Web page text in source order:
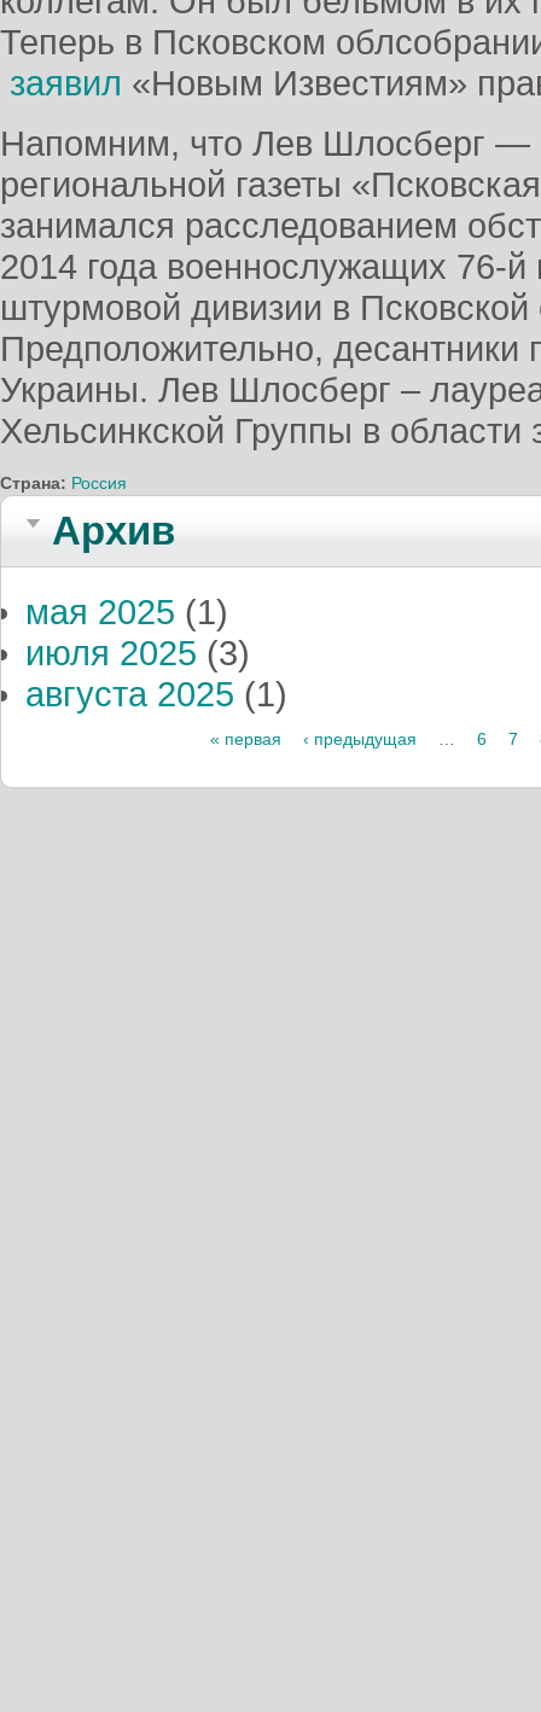
Теперь в Псковском
заявил «Новым Известиям»
Напомним, что Лев Шлосберг —
региональной газеты
занимался расследованием
2014 года военнослужащих 76-й
штурмовой дивизии в Псковской
Предположительно, десантники
Украины. Лев Шлосберг –
Хельсинкской Группы в
Страна: Россия
Архив
мая 2025 (1)
июля 2025 (3)
августа 2025 (1)
« первая ‹ предыдущая 6 7